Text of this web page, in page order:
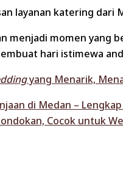
layanan katering
menjadi momen yang
hari istimewa
yang Menarik,
di Medan –
Cocok untuk